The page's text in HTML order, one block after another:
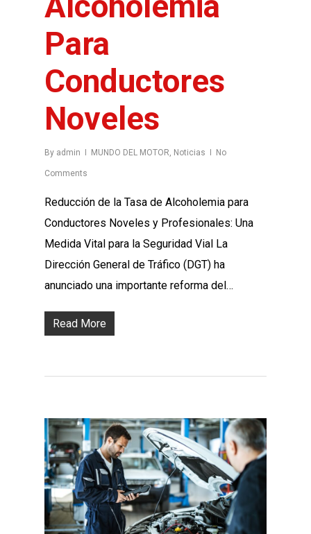
Para
Conductores
Noveles
By admin MUNDO DEL MOTOR, Noticias No
Comments
Reducción de la Tasa de Alcoholemia para
Conductores Noveles y Profesionales: Una
Medida Vital para la Seguridad Vial La
Dirección General de Tráfico (DGT) ha
anunciado una importante reforma del…
Read More